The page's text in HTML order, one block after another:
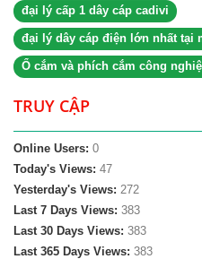
đại lý cấp 1 dây cáp cadivi
đại lý dây cáp điện lớn nhất tại
Ổ cắm và phích cắm công
TRUY CẬP
Online Users: 0
Today's Views: 47
Yesterday's Views: 272
Last 7 Days Views: 383
Last 30 Days Views: 383
Last 365 Days Views: 383